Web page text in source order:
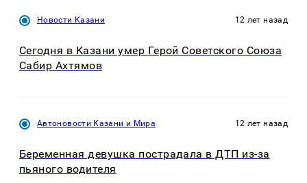
Новости Казани 12 лет назад
Сегодня в Казани умер Герой Советского Союза
Сабир Ахтямов
Автоновости Казани и Мира 12 лет назад
Беременная девушка пострадала в ДТП из-за
пьяного водителя